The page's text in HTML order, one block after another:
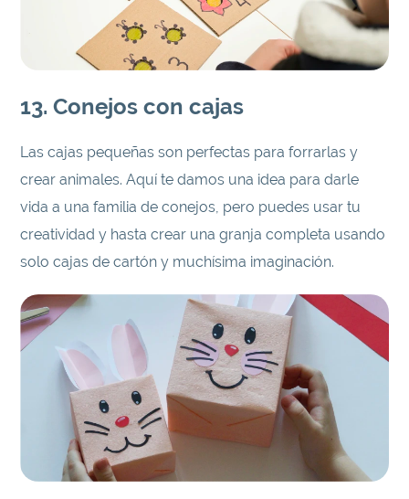
13. Conejos con cajas
Las cajas pequeñas son perfectas para forrarlas y
crear animales. Aquí te damos una idea para darle
vida a una familia de conejos, pero puedes usar tu
creatividad y hasta crear una granja completa usando
solo cajas de cartón y muchísima imaginación.